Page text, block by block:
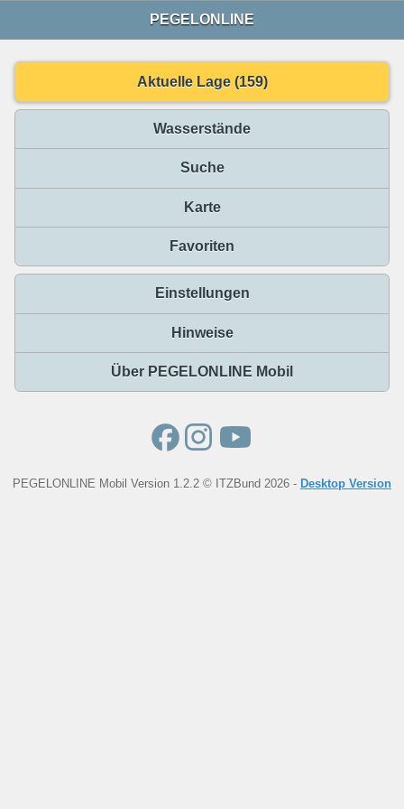
PEGELONLINE
Aktuelle Lage (159)
Wasserstände
Suche
Karte
Favoriten
Einstellungen
Hinweise
Über PEGELONLINE Mobil
PEGELONLINE Mobil Version 1.2.2 © ITZBund 2026 - Desktop Version